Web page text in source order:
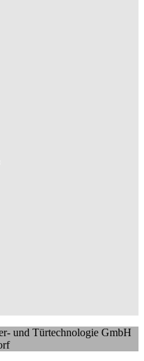
und Türtechnologie GmbH